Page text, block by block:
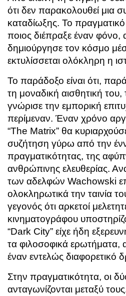
ότι δεν παρακολουθεί μια
καταδίωξης. Το πραγματικό
ποιος διέπραξε έναν φόνο,
δημιούργησε τον κόσμο
εκτυλίσσεται ολόκληρη η
Το παράδοξο είναι ότι,
τη μοναδική αισθητική του,
γνώρισε την εμπορική
περίμεναν. Έναν χρόνο
“The Matrix” θα
συζήτηση γύρω από την
πραγματικότητας, της
ανθρώπινης ελευθερίας.
των αδελφών Wachowski
ολοκληρωτικά την ταινία
γεγονός ότι αρκετοί
κινηματογράφου
“Dark City” είχε ήδη
τα φιλοσοφικά
έναν εντελώς διαφορετικό
Στην πραγματικότητα, οι
ανταγωνίζονται μεταξύ